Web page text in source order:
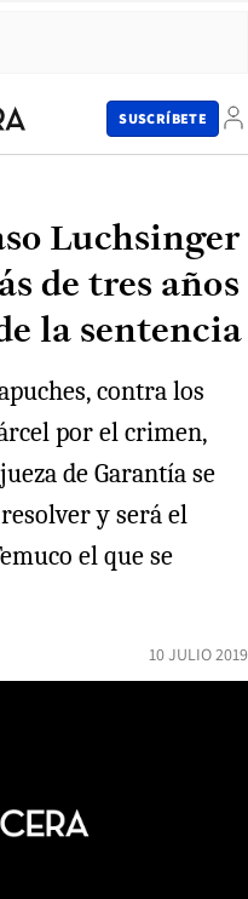
SUSCRÍBETE
Luchsinger
de tres años
la sentencia
contra los
por el crimen,
de Garantía se
y será el
el que se
10 JULIO 2019